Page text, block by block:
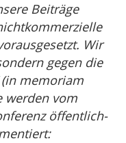
Beiträge
Wir
gegen die
(in memoriam
werden vom
öffentlich-